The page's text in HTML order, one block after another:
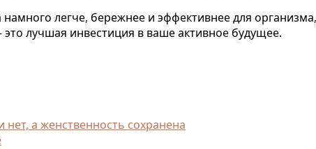
легче, бережнее и эффективнее для
лучшая инвестиция в ваше активное будущее.
а женственность сохранена